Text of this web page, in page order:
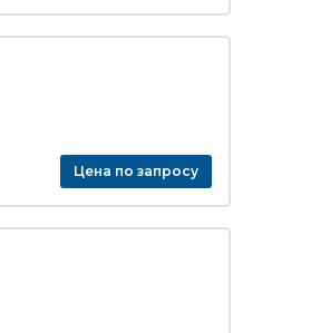
Цена по запросу